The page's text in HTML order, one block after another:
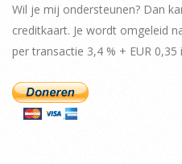
Wil je mij ondersteunen? Dan
creditkaart. Je wordt omgeleid
per transactie 3,4 % + EUR 0,35